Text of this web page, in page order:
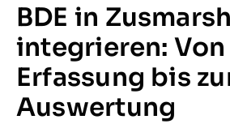
BDE in
integrieren:
Erfassung bis
Auswertung